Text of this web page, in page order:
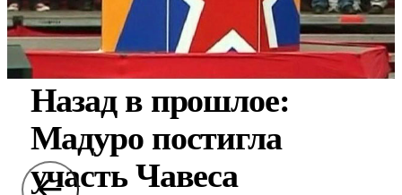
Назад в прошлое:
Мадуро постигла
участь Чавеса